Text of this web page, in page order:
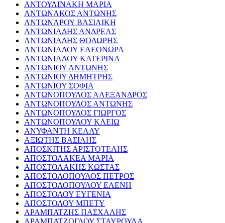
ΑΝΤΟΥΛΙΝΑΚΗ ΜΑΡΙΑ
ΑΝΤΩΝΑΚΟΣ ΑΝΤΩΝΗΣ
ΑΝΤΩΝΑΡΟΥ ΒΑΣΙΛΙΚΗ
ΑΝΤΩΝΙΑΔΗΣ ΑΝΔΡΕΑΣ
ΑΝΤΩΝΙΑΔΗΣ ΘΟΔΩΡΗΣ
ΑΝΤΩΝΙΑΔΟΥ ΕΛΕΟΝΩΡΑ
ΑΝΤΩΝΙΑΔΟΥ ΚΑΤΕΡΙΝΑ
ΑΝΤΩΝΙΟΥ ΑΝΤΩΝΗΣ
ΑΝΤΩΝΙΟΥ ΔΗΜΗΤΡΗΣ
ΑΝΤΩΝΙΟΥ ΣΟΦΙΑ
ΑΝΤΩΝΟΠΟΥΛΟΣ ΑΛΕΞΑΝΔΡΟΣ
ΑΝΤΩΝΟΠΟΥΛΟΣ ΑΝΤΩΝΗΣ
ΑΝΤΩΝΟΠΟΥΛΟΣ ΓΙΩΡΓΟΣ
ΑΝΤΩΝΟΠΟΥΛΟΥ ΚΛΕΙΩ
ΑΝΥΦΑΝΤΗ ΚΕΛΛΥ
ΑΞΙΩΤΗΣ ΒΑΣΙΛΗΣ
ΑΠΟΣΚΙΤΗΣ ΑΡΙΣΤΟΤΕΛΗΣ
ΑΠΟΣΤΟΛΑΚΕΑ ΜΑΡΙΑ
ΑΠΟΣΤΟΛΑΚΗΣ ΚΩΣΤΑΣ
ΑΠΟΣΤΟΛΟΠΟΥΛΟΣ ΠΕΤΡΟΣ
ΑΠΟΣΤΟΛΟΠΟΥΛΟΥ ΕΛΕΝΗ
ΑΠΟΣΤΟΛΟΥ ΕΥΓΕΝΙΑ
ΑΠΟΣΤΟΛΟΥ ΜΠΕΤΥ
ΑΡΑΜΠΑΤΖΗΣ ΠΑΣΧΑΛΗΣ